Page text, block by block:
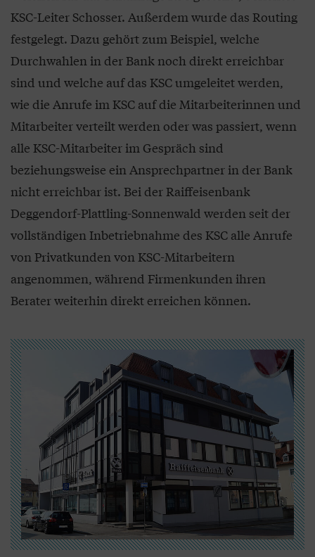
KSC-Leiter Schosser. Außerdem wurde das Routing
festgelegt. Dazu gehört zum Beispiel, welche
Durchwahlen in der Bank noch direkt erreichbar
sind und welche auf das KSC umgeleitet werden,
wie die Anrufe im KSC auf die Mitarbeiterinnen und
Mitarbeiter verteilt werden oder was passiert, wenn
alle KSC-Mitarbeiter im Gespräch sind
beziehungsweise ein Ansprechpartner in der Bank
nicht erreichbar ist. Bei der Raiffeisenbank
Deggendorf-Plattling-Sonnenwald werden seit der
vollständigen Inbetriebnahme des KSC alle Anrufe
von Privatkunden von KSC-Mitarbeitern
angenommen, während Firmenkunden ihren
Berater weiterhin direkt erreichen können.